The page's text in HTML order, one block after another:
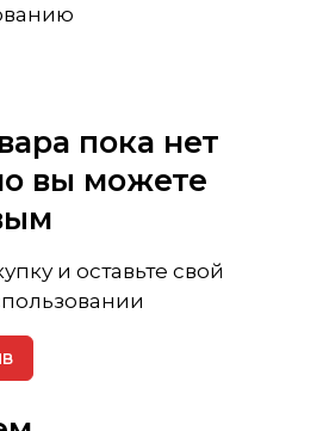
пока нет
вы можете
и оставьте свой